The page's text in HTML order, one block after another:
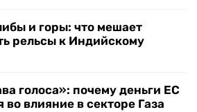
и горы: что мешает
рельсы к Индийскому
голоса»: почему деньги ЕС
влияние в секторе Газа